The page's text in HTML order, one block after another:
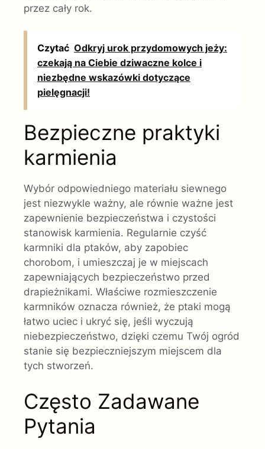
przez cały rok.
Czytać Odkryj urok przydomowych jeży:
czekają na Ciebie dziwaczne kolce i
niezbędne wskazówki dotyczące
pielęgnacji!
Bezpieczne praktyki
karmienia
Wybór odpowiedniego materiału siewnego
jest niezwykle ważny, ale równie ważne jest
zapewnienie bezpieczeństwa i czystości
stanowisk karmienia. Regularnie czyść
karmniki dla ptaków, aby zapobiec
chorobom, i umieszczaj je w miejscach
zapewniających bezpieczeństwo przed
drapieżnikami. Właściwe rozmieszczenie
karmników oznacza również, że ptaki mogą
łatwo uciec i ukryć się, jeśli wyczują
niebezpieczeństwo, dzięki czemu Twój ogród
stanie się bezpieczniejszym miejscem dla
tych stworzeń.
Często Zadawane
Pytania